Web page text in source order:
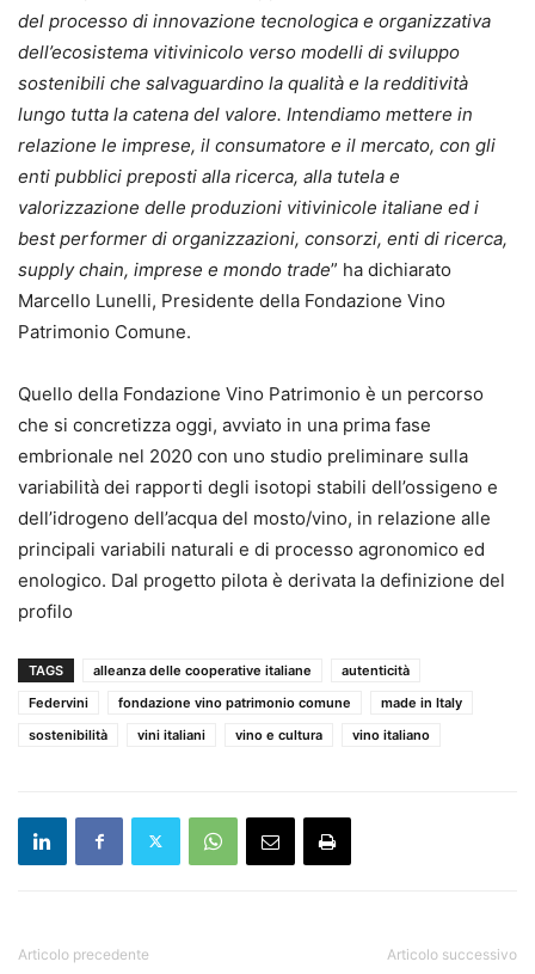
del processo di innovazione tecnologica e organizzativa
dell’ecosistema vitivinicolo verso modelli di sviluppo
sostenibili che salvaguardino la qualità e la redditività
lungo tutta la catena del valore. Intendiamo mettere in
relazione le imprese, il consumatore e il mercato, con gli
enti pubblici preposti alla ricerca, alla tutela e
valorizzazione delle produzioni vitivinicole italiane ed i
best performer di organizzazioni, consorzi, enti di ricerca,
supply chain, imprese e mondo trade” ha dichiarato
Marcello Lunelli, Presidente della Fondazione Vino
Patrimonio Comune.
Quello della Fondazione Vino Patrimonio è un percorso
che si concretizza oggi, avviato in una prima fase
embrionale nel 2020 con uno studio preliminare sulla
variabilità dei rapporti degli isotopi stabili dell’ossigeno e
dell’idrogeno dell’acqua del mosto/vino, in relazione alle
principali variabili naturali e di processo agronomico ed
enologico. Dal progetto pilota è derivata la definizione del
profilo
TAGS alleanza delle cooperative italiane
autenticità
Federvini
fondazione vino patrimonio comune
made in Italy
sostenibilità
vini italiani vino e cultura vino italiano
Articolo precedente Articolo successivo